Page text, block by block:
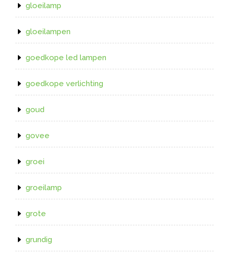
gloeilamp
gloeilampen
goedkope led lampen
goedkope verlichting
goud
govee
groei
groeilamp
grote
grundig